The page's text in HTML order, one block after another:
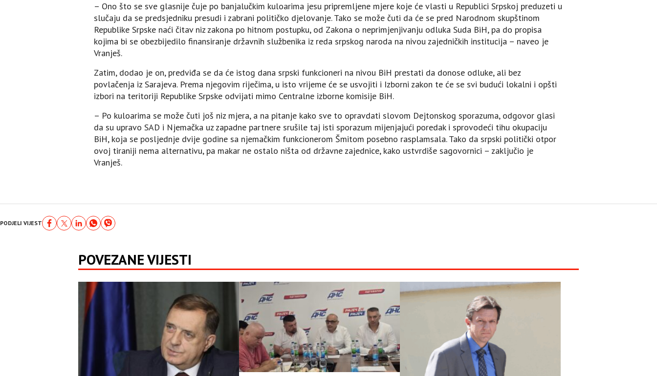
– Ono što se sve glasnije čuje po banjalučkim kuloarima jesu pripremljene mjere koje će vlasti u Republici Srpskoj preduzeti u
slučaju da se predsjedniku presudi i zabrani političko djelovanje. Tako se može čuti da će se pred Narodnom skupštinom
Republike Srpske naći čitav niz zakona po hitnom postupku, od Zakona o neprimjenjivanju odluka Suda BiH, pa do propisa
kojima bi se obezbijedilo finansiranje državnih službenika iz reda srpskog naroda na nivou zajedničkih institucija – naveo je
Vranješ.
Zatim, dodao je on, predviđa se da će istog dana srpski funkcioneri na nivou BiH prestati da donose odluke, ali bez
povlačenja iz Sarajeva. Prema njegovim riječima, u isto vrijeme će se usvojiti i Izborni zakon te će se svi budući lokalni i opšti
izbori na teritoriji Republike Srpske odvijati mimo Centralne izborne komisije BiH.
– Po kuloarima se može čuti još niz mjera, a na pitanje kako sve to opravdati slovom Dejtonskog sporazuma, odgovor glasi
da su upravo SAD i Njemačka uz zapadne partnere srušile taj isti sporazum mijenjajući poredak i sprovodeći tihu okupaciju
BiH, koja se posljednje dvije godine sa njemačkim funkcionerom Šmitom posebno rasplamsala. Tako da srpski politički otpor
ovoj tiraniji nema alternativu, pa makar ne ostalo ništa od državne zajednice, kako ustvrdiše sagovornici – zaključio je
Vranješ.
PODJELI VIJEST
POVEZANE VIJESTI